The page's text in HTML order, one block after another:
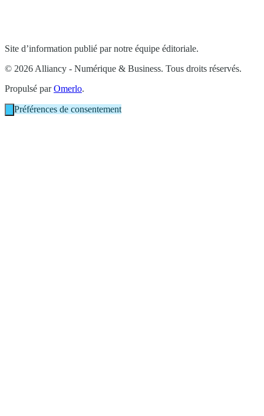
Site d’information publié par notre équipe éditoriale.
© 2026 Alliancy - Numérique & Business. Tous droits réservés.
Propulsé parOmerlo.
Préférences de consentement